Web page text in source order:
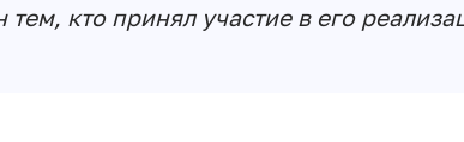
кто принял участие в его